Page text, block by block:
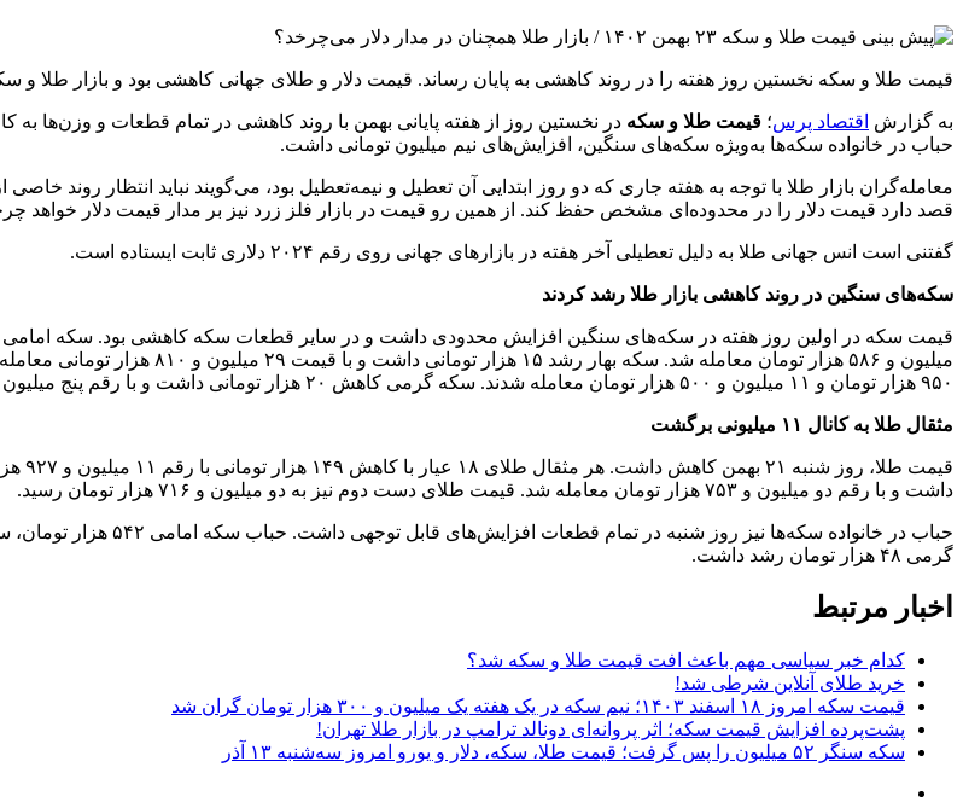
قیمت طلا و سکه نخستین روز هفته را در روند کاهشی به پایان رساند. قیمت دلار و طلای جهانی کاهشی بود و بازار طلا و
به گزارش اقتصاد پرس؛ قیمت طلا و سکه در نخستین روز از هفته پایانی بهمن با روند کاهشی در تمام قطعات و وزن‌ها به
حباب در خانواده سکه‌ها به‌ویژه سکه‌های سنگین، افزایش‌های نیم میلیون تومانی داشت.
معامله‌گران بازار طلا با توجه به هفته جاری که دو روز ابتدایی آن تعطیل و نیمه‌تعطیل بود، می‌گویند نباید انتظار روند
قصد دارد قیمت دلار را در محدوده‌ای مشخص حفظ کند. از همین رو قیمت در بازار فلز زرد نیز بر مدار قیمت دلار خواهد
گفتنی است انس جهانی طلا به دلیل تعطیلی آخر هفته در بازارهای جهانی روی رقم ۲۰۲۴ دلاری ثابت ایستاده است.
سکه‌های سنگین در روند کاهشی بازار طلا رشد کردند
۹۵۰ هزار تومان و ۱۱ میلیون و ۵۰۰ هزار تومان معامله شدند. سکه گرمی کاهش ۲۰ هزار تومانی داشت و با رقم پنج میلیون و ۸۳۰ هزار تومانی معامله شد.
مثقال طلا به کانال ۱۱ میلیونی برگشت
داشت و با رقم دو میلیون و ۷۵۳ هزار تومان معامله شد. قیمت طلای دست دوم نیز به دو میلیون و ۷۱۶ هزار تومان رسید.
گرمی ۴۸ هزار تومان رشد داشت.
اخبار مرتبط
کدام خبر سیاسی مهم باعث افت قیمت طلا و سکه شد؟
خرید طلای آنلاین شرطی شد!
قیمت سکه امروز ۱۸ اسفند ۱۴۰۳؛ نیم سکه در یک هفته یک میلیون و ۳۰۰ هزار تومان گران شد
پشت‌پرده افزایش قیمت سکه؛ اثر پروانه‌ای دونالد ترامپ در بازار طلا تهران!
سکه سنگر ۵۲ میلیون را پس گرفت؛ قیمت طلا، سکه، دلار و یورو امروز سه‌شنبه ۱۳ آذر